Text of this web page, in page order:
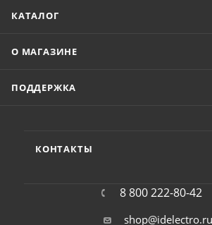
КАТАЛОГ
О МАГАЗИНЕ
ПОДДЕРЖКА
КОНТАКТЫ
8 800 222-80-42
shop@idelectro.ru